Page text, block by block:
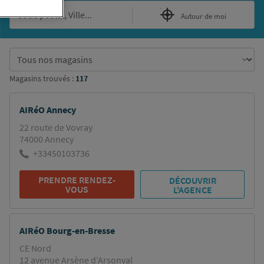
Autour de moi
les
résultats
Magasins trouvés : 117
AIRéO Annecy
22 route de Vovray
74000 Annecy
+33450103736
PRENDRE RENDEZ-
VOUS
DÉCOUVRIR
L'AGENCE
AIRéO Bourg-en-Bresse
CE Nord
12 avenue Arsène d’Arsonval